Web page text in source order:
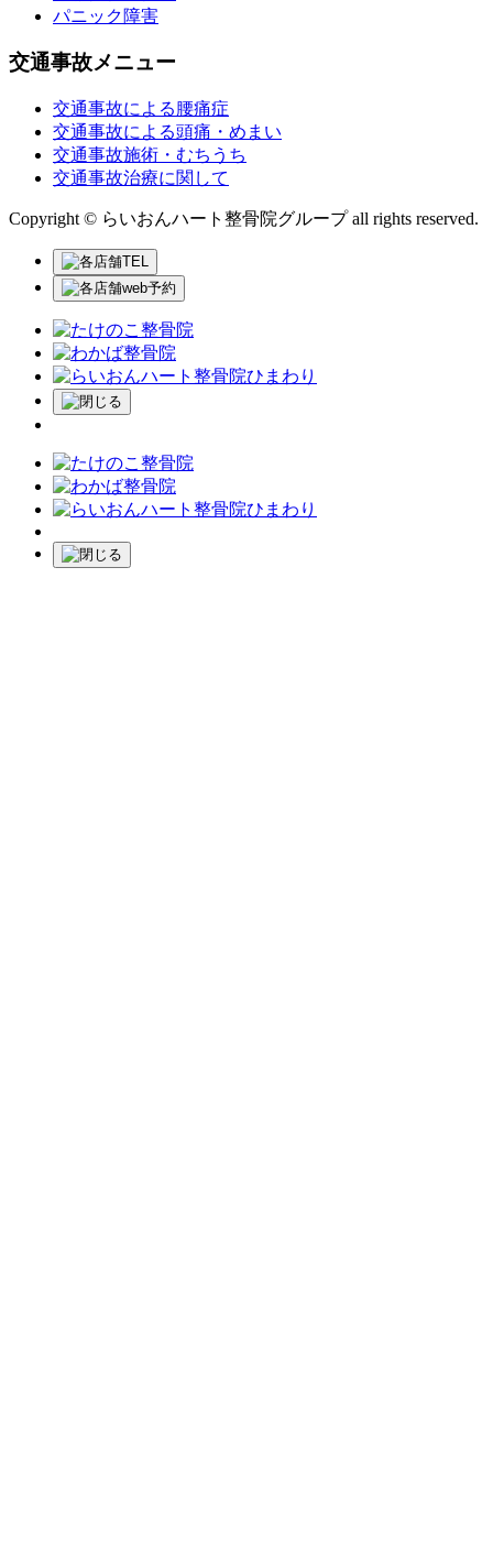
パニック障害
交通事故メニュー
交通事故による腰痛症
交通事故による頭痛・めまい
交通事故施術・むちうち
交通事故治療に関して
Copyright © らいおんハート整骨院グループ all rights reserved.